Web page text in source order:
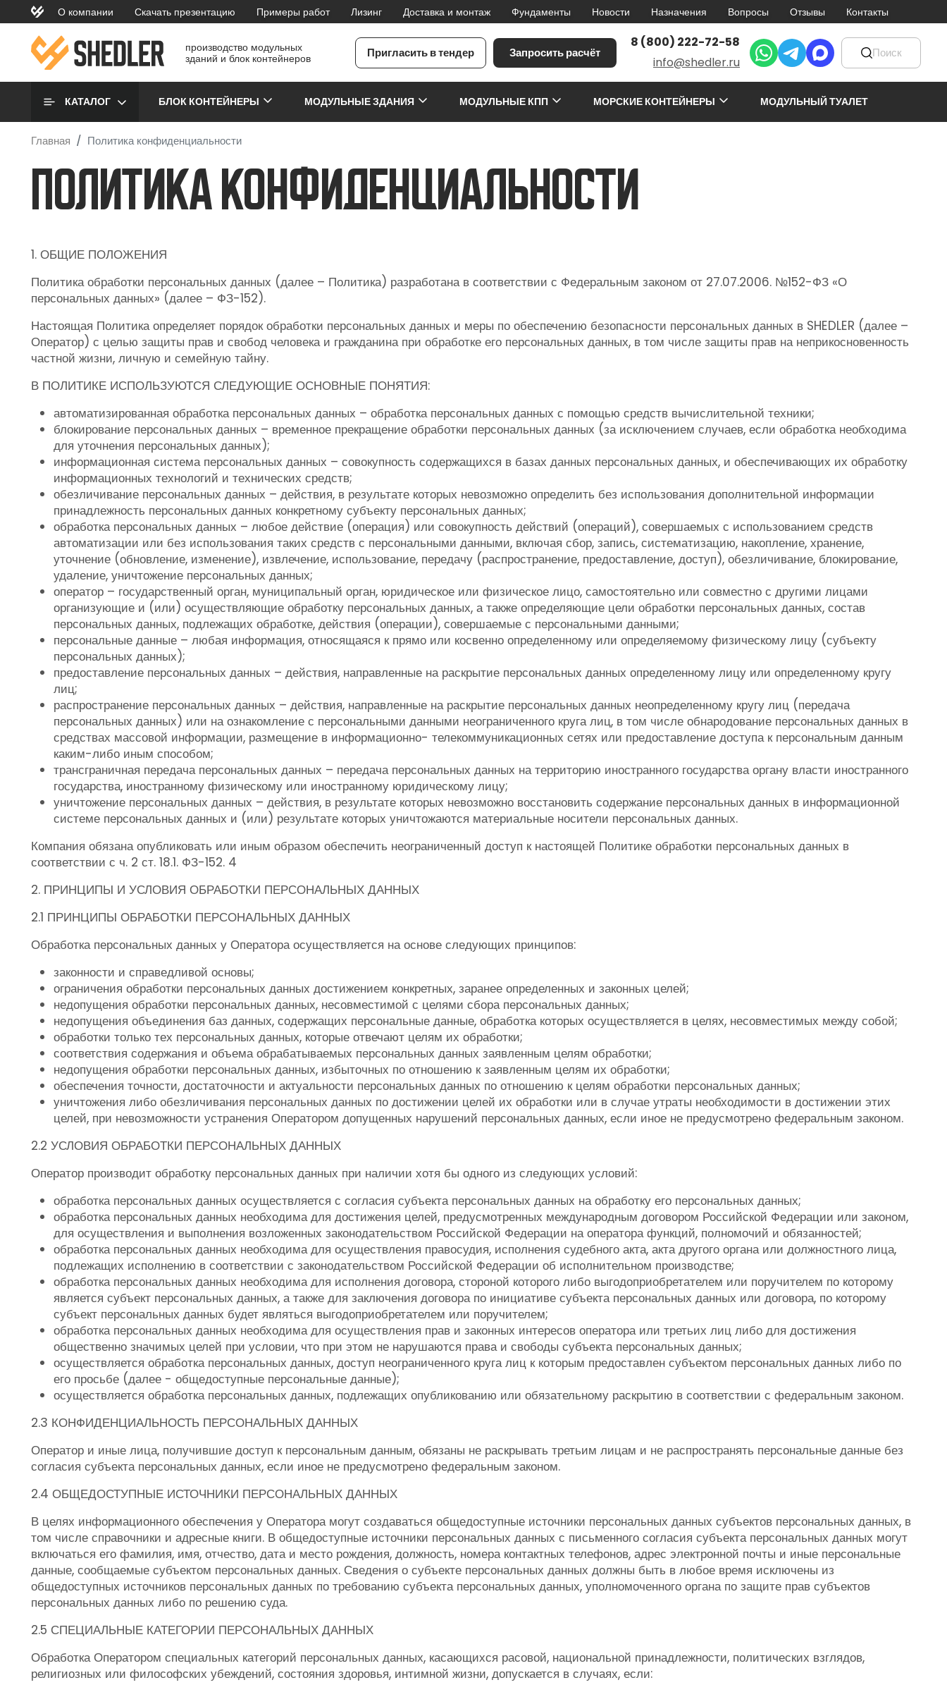
Перейти к основному содержанию
topmenu
О компании Скачать презентацию Примеры работ Лизинг Доставка и монтаж Фундаменты Новости Назначения Вопросы Отзывы Контакты
производство модульных
зданий и блок контейнеров
Пригласить в тендер Запросить расчёт
8 (800) 222-72-58
info@shedler.ru
Основная навигация
КАТАЛОГ БЛОК КОНТЕЙНЕРЫ МОДУЛЬНЫЕ ЗДАНИЯ МОДУЛЬНЫЕ КПП МОРСКИЕ КОНТЕЙНЕРЫ МОДУЛЬНЫЙ ТУАЛЕТ
Главная Политика конфиденциальности
Политика конфиденциальности
1. ОБЩИЕ ПОЛОЖЕНИЯ
Политика обработки персональных данных (далее – Политика) разработана в соответствии с Федеральным законом от 27.07.2006. №152-ФЗ «О
персональных данных» (далее – ФЗ-152).
Настоящая Политика определяет порядок обработки персональных данных и меры по обеспечению безопасности персональных данных в SHEDLER (далее –
Оператор) с целью защиты прав и свобод человека и гражданина при обработке его персональных данных, в том числе защиты прав на неприкосновенность
частной жизни, личную и семейную тайну.
В ПОЛИТИКЕ ИСПОЛЬЗУЮТСЯ СЛЕДУЮЩИЕ ОСНОВНЫЕ ПОНЯТИЯ:
автоматизированная обработка персональных данных – обработка персональных данных с помощью средств вычислительной техники;
блокирование персональных данных – временное прекращение обработки персональных данных (за исключением случаев, если обработка необходима
для уточнения персональных данных);
информационная система персональных данных – совокупность содержащихся в базах данных персональных данных, и обеспечивающих их обработку
информационных технологий и технических средств;
обезличивание персональных данных – действия, в результате которых невозможно определить без использования дополнительной информации
принадлежность персональных данных конкретному субъекту персональных данных;
обработка персональных данных – любое действие (операция) или совокупность действий (операций), совершаемых с использованием средств
автоматизации или без использования таких средств с персональными данными, включая сбор, запись, систематизацию, накопление, хранение,
уточнение (обновление, изменение), извлечение, использование, передачу (распространение, предоставление, доступ), обезличивание, блокирование,
удаление, уничтожение персональных данных;
оператор – государственный орган, муниципальный орган, юридическое или физическое лицо, самостоятельно или совместно с другими лицами
организующие и (или) осуществляющие обработку персональных данных, а также определяющие цели обработки персональных данных, состав
персональных данных, подлежащих обработке, действия (операции), совершаемые с персональными данными;
персональные данные – любая информация, относящаяся к прямо или косвенно определенному или определяемому физическому лицу (субъекту
персональных данных);
предоставление персональных данных – действия, направленные на раскрытие персональных данных определенному лицу или определенному кругу
лиц;
распространение персональных данных – действия, направленные на раскрытие персональных данных неопределенному кругу лиц (передача
персональных данных) или на ознакомление с персональными данными неограниченного круга лиц, в том числе обнародование персональных данных в
средствах массовой информации, размещение в информационно- телекоммуникационных сетях или предоставление доступа к персональным данным
каким-либо иным способом;
трансграничная передача персональных данных – передача персональных данных на территорию иностранного государства органу власти иностранного
государства, иностранному физическому или иностранному юридическому лицу;
уничтожение персональных данных – действия, в результате которых невозможно восстановить содержание персональных данных в информационной
системе персональных данных и (или) результате которых уничтожаются материальные носители персональных данных.
Компания обязана опубликовать или иным образом обеспечить неограниченный доступ к настоящей Политике обработки персональных данных в
соответствии с ч. 2 ст. 18.1. ФЗ-152. 4
2. ПРИНЦИПЫ И УСЛОВИЯ ОБРАБОТКИ ПЕРСОНАЛЬНЫХ ДАННЫХ
2.1 ПРИНЦИПЫ ОБРАБОТКИ ПЕРСОНАЛЬНЫХ ДАННЫХ
Обработка персональных данных у Оператора осуществляется на основе следующих принципов:
законности и справедливой основы;
ограничения обработки персональных данных достижением конкретных, заранее определенных и законных целей;
недопущения обработки персональных данных, несовместимой с целями сбора персональных данных;
недопущения объединения баз данных, содержащих персональные данные, обработка которых осуществляется в целях, несовместимых между собой;
обработки только тех персональных данных, которые отвечают целям их обработки;
соответствия содержания и объема обрабатываемых персональных данных заявленным целям обработки;
недопущения обработки персональных данных, избыточных по отношению к заявленным целям их обработки;
обеспечения точности, достаточности и актуальности персональных данных по отношению к целям обработки персональных данных;
уничтожения либо обезличивания персональных данных по достижении целей их обработки или в случае утраты необходимости в достижении этих
целей, при невозможности устранения Оператором допущенных нарушений персональных данных, если иное не предусмотрено федеральным законом.
2.2 УСЛОВИЯ ОБРАБОТКИ ПЕРСОНАЛЬНЫХ ДАННЫХ
Оператор производит обработку персональных данных при наличии хотя бы одного из следующих условий:
обработка персональных данных осуществляется с согласия субъекта персональных данных на обработку его персональных данных;
обработка персональных данных необходима для достижения целей, предусмотренных международным договором Российской Федерации или законом,
для осуществления и выполнения возложенных законодательством Российской Федерации на оператора функций, полномочий и обязанностей;
обработка персональных данных необходима для осуществления правосудия, исполнения судебного акта, акта другого органа или должностного лица,
подлежащих исполнению в соответствии с законодательством Российской Федерации об исполнительном производстве;
обработка персональных данных необходима для исполнения договора, стороной которого либо выгодоприобретателем или поручителем по которому
является субъект персональных данных, а также для заключения договора по инициативе субъекта персональных данных или договора, по которому
субъект персональных данных будет являться выгодоприобретателем или поручителем;
обработка персональных данных необходима для осуществления прав и законных интересов оператора или третьих лиц либо для достижения
общественно значимых целей при условии, что при этом не нарушаются права и свободы субъекта персональных данных;
осуществляется обработка персональных данных, доступ неограниченного круга лиц к которым предоставлен субъектом персональных данных либо по
его просьбе (далее - общедоступные персональные данные);
осуществляется обработка персональных данных, подлежащих опубликованию или обязательному раскрытию в соответствии с федеральным законом.
2.3 КОНФИДЕНЦИАЛЬНОСТЬ ПЕРСОНАЛЬНЫХ ДАННЫХ
Оператор и иные лица, получившие доступ к персональным данным, обязаны не раскрывать третьим лицам и не распространять персональные данные без
согласия субъекта персональных данных, если иное не предусмотрено федеральным законом.
2.4 ОБЩЕДОСТУПНЫЕ ИСТОЧНИКИ ПЕРСОНАЛЬНЫХ ДАННЫХ
В целях информационного обеспечения у Оператора могут создаваться общедоступные источники персональных данных субъектов персональных данных, в
том числе справочники и адресные книги. В общедоступные источники персональных данных с письменного согласия субъекта персональных данных могут
включаться его фамилия, имя, отчество, дата и место рождения, должность, номера контактных телефонов, адрес электронной почты и иные персональные
данные, сообщаемые субъектом персональных данных. Сведения о субъекте персональных данных должны быть в любое время исключены из
общедоступных источников персональных данных по требованию субъекта персональных данных, уполномоченного органа по защите прав субъектов
персональных данных либо по решению суда.
2.5 СПЕЦИАЛЬНЫЕ КАТЕГОРИИ ПЕРСОНАЛЬНЫХ ДАННЫХ
Обработка Оператором специальных категорий персональных данных, касающихся расовой, национальной принадлежности, политических взглядов,
религиозных или философских убеждений, состояния здоровья, интимной жизни, допускается в случаях, если: